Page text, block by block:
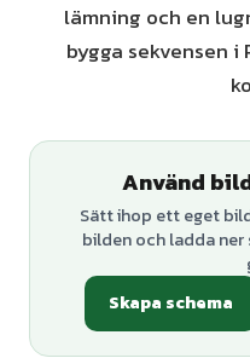
lämning och en
bygga sekvensen i
Använd
Sätt ihop ett eget
bilden och ladda
Skapa schema